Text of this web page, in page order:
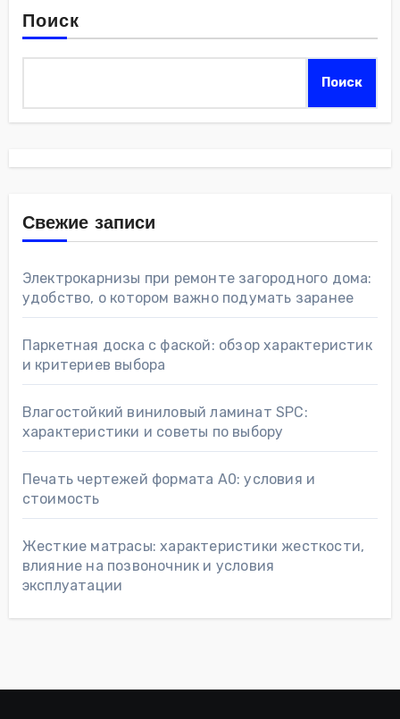
Поиск
Поиск
Свежие записи
Электрокарнизы при ремонте загородного дома:
удобство, о котором важно подумать заранее
Паркетная доска с фаской: обзор характеристик
и критериев выбора
Влагостойкий виниловый ламинат SPC:
характеристики и советы по выбору
Печать чертежей формата А0: условия и
стоимость
Жесткие матрасы: характеристики жесткости,
влияние на позвоночник и условия
эксплуатации